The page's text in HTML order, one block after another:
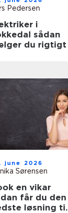
Pedersen
i
sådan
du rigtigt
june 2026
Sørensen
en vikar
får du den
løsning til